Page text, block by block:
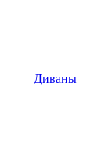
Диваны